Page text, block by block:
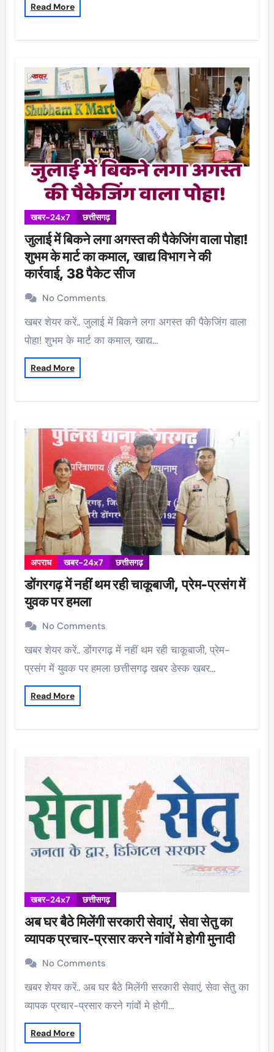
Read More
खबर-24x7 छत्तीसगढ़
जुलाई में बिकने लगा अगस्त की पैकेजिंग वाला पोहा!
शुभम के मार्ट का कमाल, खाद्य विभाग ने की
कार्रवाई, 38 पैकेट सीज
No Comments
खबर शेयर करें.. जुलाई में बिकने लगा अगस्त की पैकेजिंग वाला
पोहा! शुभम के मार्ट का कमाल, खाद्य…
Read More
अपराध खबर-24x7 छत्तीसगढ़
डोंगरगढ़ में नहीं थम रही चाकूबाजी, प्रेम-प्रसंग में
युवक पर हमला
No Comments
खबर शेयर करें.. डोंगरगढ़ में नहीं थम रही चाकूबाजी, प्रेम-
प्रसंग में युवक पर हमला छत्तीसगढ़ खबर डेस्क खबर…
Read More
खबर-24x7 छत्तीसगढ़
अब घर बैठे मिलेंगी सरकारी सेवाएं, सेवा सेतु का
व्यापक प्रचार-प्रसार करने गांवों मे होगी मुनादी
No Comments
खबर शेयर करें.. अब घर बैठे मिलेंगी सरकारी सेवाएं, सेवा सेतु का
व्यापक प्रचार-प्रसार करने गांवों मे होगी…
Read More